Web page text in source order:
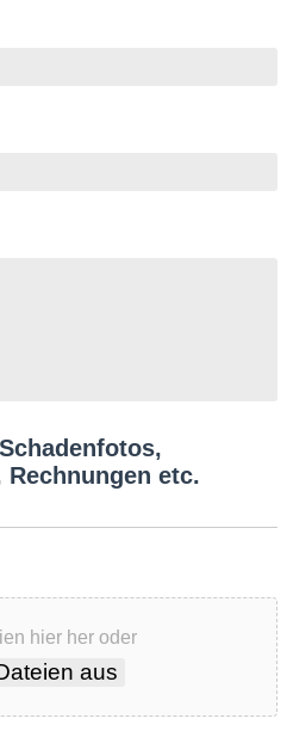
etc.
hier her oder
aus